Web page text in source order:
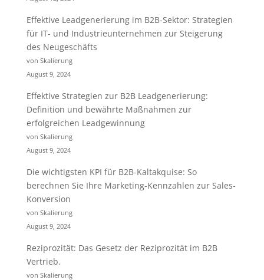
Effektive Leadgenerierung im B2B-Sektor: Strategien
für IT- und Industrieunternehmen zur Steigerung
des Neugeschäfts
von Skalierung
August 9, 2024
Effektive Strategien zur B2B Leadgenerierung:
Definition und bewährte Maßnahmen zur
erfolgreichen Leadgewinnung
von Skalierung
August 9, 2024
Die wichtigsten KPI für B2B-Kaltakquise: So
berechnen Sie Ihre Marketing-Kennzahlen zur Sales-
Konversion
von Skalierung
August 9, 2024
Reziprozität: Das Gesetz der Reziprozität im B2B
Vertrieb.
von Skalierung